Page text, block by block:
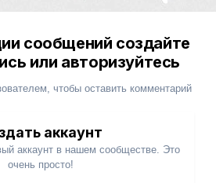
сообщений создайте
или авторизуйтесь
чтобы оставить комментарий
аккаунт
аккаунт в нашем сообществе. Это
очень просто!